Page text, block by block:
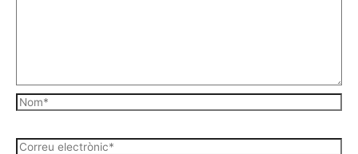
Nom*
Correu